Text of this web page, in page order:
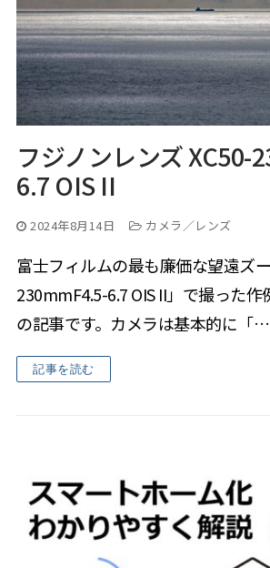
フジノンレンズ XC50-
6.7 OIS II
2024年8月14日 カメラ／レンズ
富士フィルムの最も廉価な望遠ズ
230mmF4.5-6.7 OIS II」で撮った
の記事です。カメラは基本的に「…
記事を読む